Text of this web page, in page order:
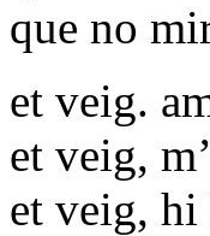
que no
et veig.
et veig,
et veig,